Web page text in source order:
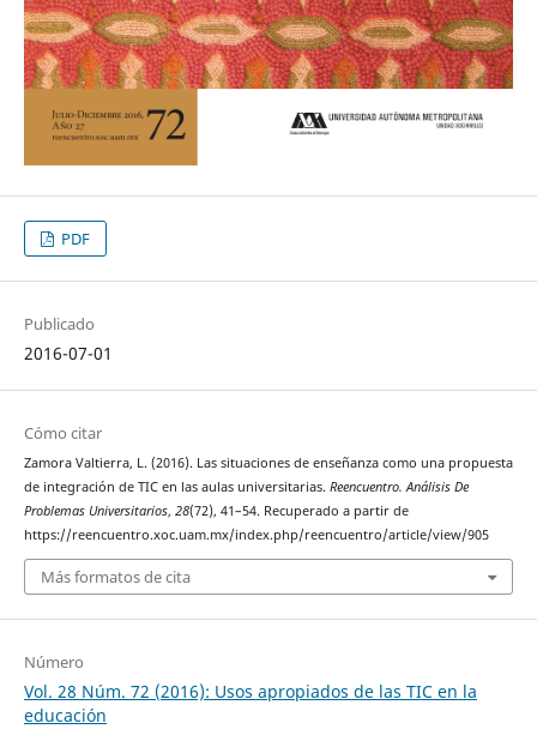
PDF
Publicado
2016-07-01
Cómo citar
Zamora Valtierra, L. (2016). Las situaciones de enseñanza como una propuesta
de integración de TIC en las aulas universitarias. Reencuentro. Análisis De
Problemas Universitarios, 28(72), 41–54. Recuperado a partir de
https://reencuentro.xoc.uam.mx/index.php/reencuentro/article/view/905
Más formatos de cita
Número
Vol. 28 Núm. 72 (2016): Usos apropiados de las TIC en la
educación